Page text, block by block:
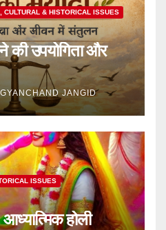
CULTURAL & HISTORICAL ISSUES
की उपयोगिता और
JANGID
ISSUES
होली